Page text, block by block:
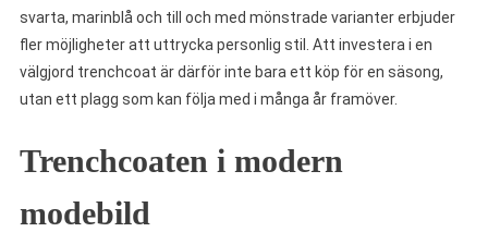
svarta, marinblå och till och med mönstrade varianter erbjuder
fler möjligheter att uttrycka personlig stil. Att investera i en
välgjord trenchcoat är därför inte bara ett köp för en säsong,
utan ett plagg som kan följa med i många år framöver.
Trenchcoaten i modern
modebild